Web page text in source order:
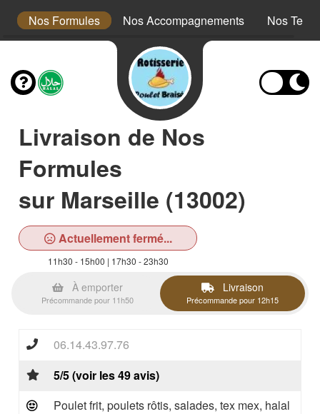
Nos Formules Nos Accompagnements Nos Tex
Livraison de Nos
Formules
sur Marseille (13002)
Actuellement fermé...
11h30 - 15h00 | 17h30 - 23h30
À emporter
Précommande pour 11h50
Livraison
Précommande pour 12h15
06.14.43.97.76
5/5 (voir les 49 avis)
Poulet frit, poulets rôtis, salades, tex mex, halal